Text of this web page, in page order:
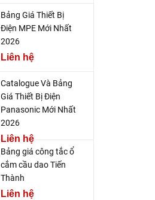
Bảng Giá Thiết Bị
Điện MPE Mới Nhất
2026
Liên hệ
Catalogue Và Bảng
Giá Thiết Bị Điện
Panasonic Mới Nhất
2026
Liên hệ
Bảng giá công tắc ổ
cắm cầu dao Tiến
Thành
Liên hệ